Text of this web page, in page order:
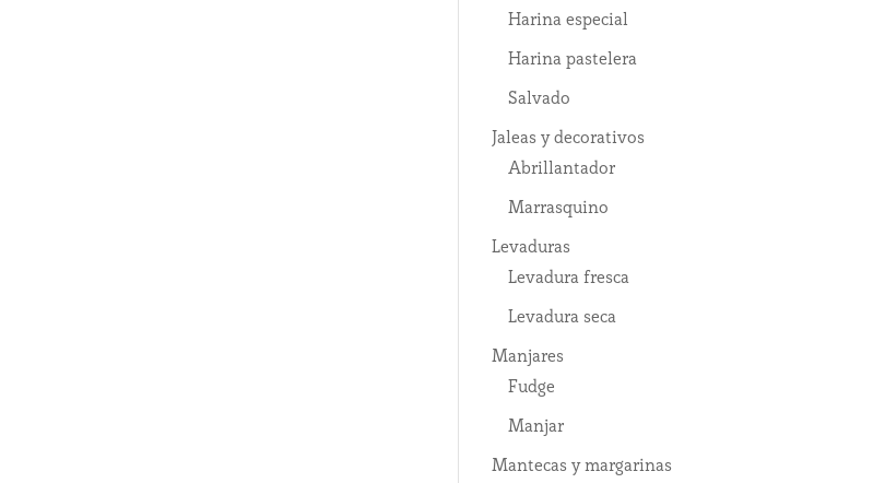
Harina especial
Harina pastelera
Salvado
Jaleas y decorativos
Abrillantador
Marrasquino
Levaduras
Levadura fresca
Levadura seca
Manjares
Fudge
Manjar
Mantecas y margarinas